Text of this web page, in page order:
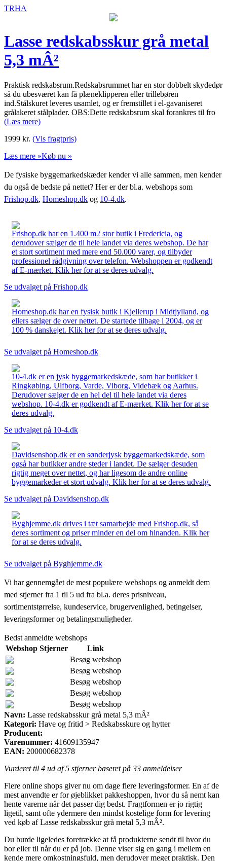
TRHA
Lasse redskabsskur grå metal
5,3 mÂ²
Praktisk redskabsrum.Redskabsrummet har en stor dobbelt skydedør
så du ubesværet kan få plæneklipperen eller trillebøren
ind.Stålskuret leveres usamlet, og er fremstillet i el-gavaniseret
grålakeret stålplader. OBS:Dette redskabsrum skal forankres til fro
(Læs mere)
1999 kr. (Vis fragtpris)
Læs mere »Køb nu »
De fysiske byggemarkedskæder kender vi alle sammen, men kender
du også de bedste på nettet? Her er der bl.a. webshops som
Frishop.dk, Homeshop.dk og 10-4.dk.
Frishop.dk har en 1.400 m2 stor butik i Fredericia, og
derudover sælger de til hele landet via deres webshop. De har
et stort sortiment med mere end 50.000 varer, og tilbyder
professionel rådgivning over telefon. Webshoppen er godkendt
af E-mærket. Klik her for at se deres udvalg.
Se udvalget på Frishop.dk
Homeshop.dk har en fysisk butik i Kjellerup i Midtjylland, og
ellers sælger de over nettet. De startede tilbage i 2004, og er
100 % danskejet. Klik her for at se deres udvalg.
Se udvalget på Homeshop.dk
10-4.dk er en jysk byggemarkedskæde, som har butikker i
Ringkøbing, Ulfborg, Varde, Viborg, Videbæk og Aarhus.
Derudover sælger de en hel del til hele landet via deres
webshop. 10-4.dk er godkendt af E-mærket. Klik her for at se
deres udvalg.
Se udvalget på 10-4.dk
Davidsenshop.dk er en sønderjysk byggemarkedskæde, som
også har butikker andre steder i landet. De sælger desuden
rigtig meget over nettet, og har ligesom de andre online
byggemarkeder et stort udvalg. Klik her for at se deres udvalg.
Se udvalget på Davidsenshop.dk
Byghjemme.dk drives i tæt samarbejde med Frishop.dk, så
deres sortiment og priser minder en del om hinanden. Klik her
for at se deres udvalg.
Se udvalget på Byghjemme.dk
Vi har gennemgået de mest populære webshops og anmeldt dem
med stjerner fra 1 til 5 ud fra bl.a. deres prisniveau,
sortimentstørrelse, kundeservice, brugervenlighed, betingelser,
leveringsformer og betalingsmuligheder.
Bedst anmeldte webshops
Webshop Stjerner
Link
Besøg webshop
Besøg webshop
Besøg webshop
Besøg webshop
Besøg webshop
Navn: Lasse redskabsskur grå metal 5,3 mÂ²
Kategori: Have og fritid > Redskabsskure og hytter
Producent:
Varenummer: 41609135947
EAN: 200000682378
Vurderet til 4 ud af 5 stjerner baseret på 33 anmeldelser
Flere online shops giver nu om dage flere leveringsformer. En af de
mest anvendte er for øjeblikket pakkeshoppen, hvor du så nemt kan
hente varerne når det passer dig bedst. Fragtformen er jo rigtig
ligetil, samt ofte ydermere den mindst kostelige form for levering
ved køb af Lasse redskabsskur grå metal 5,3 mÂ².
Du burde ligeledes foretrække at få produkterne sendt til hvor du
bor eller til når du er på job. Denne viser sig en gang i mellem en
kende mere omkostningsfuld, men derudover meget praktisk. Den